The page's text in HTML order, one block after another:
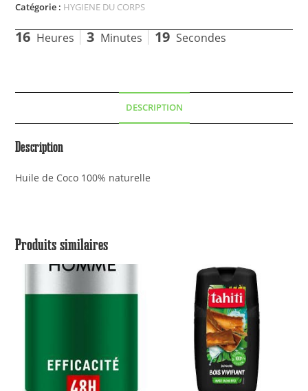
Catégorie : HYGIENE DU CORPS
16 Heures 3 Minutes 19 Secondes
DESCRIPTION
Description
Huile de Coco 100% naturelle
Produits similaires